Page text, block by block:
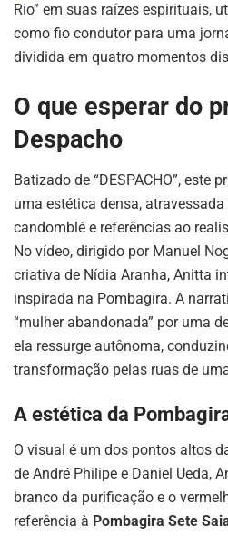
Rio” em suas raízes espirituais,
como fio condutor para uma
dividida em quatro momentos
O que esperar do
Despacho
Batizado de “DESPACHO”, este
uma estética densa,
candomblé e referências ao
No vídeo, dirigido por Manuel
criativa de Nídia Aranha, Anitta
inspirada na Pombagira. A
“mulher abandonada” por uma
ela ressurge autônoma,
transformação pelas ruas de
A estética da
O visual é um dos pontos altos
de André Philipe e Daniel Ueda,
branco da purificação e o
referência à Pombagira Sete